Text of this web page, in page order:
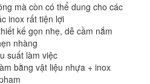
mà còn có thể dung cho các
inox rất tiện lợi
kế gọn nhẹ, dễ cầm nắm
nhàng
suất làm việc
bằng vật liệu nhựa + inox